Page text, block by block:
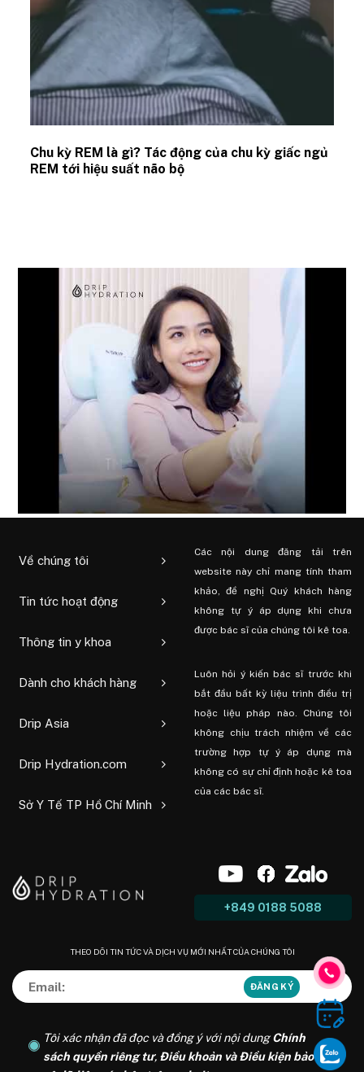
Chu kỳ REM là gì? Tác động của chu kỳ giấc ngủ
REM tới hiệu suất não bộ
Về chúng tôi
Tin tức hoạt động
Thông tin y khoa
Dành cho khách hàng
Drip Asia
Drip Hydration.com
Sở Y Tế TP Hồ Chí Minh
Các nội dung đăng tải trên
website này chỉ mang tính tham
khảo, đề nghị Quý khách hàng
không tự ý áp dụng khi chưa
được bác sĩ của chúng tôi kê toa.
Luôn hỏi ý kiến ​​bác sĩ trước khi
bắt đầu bất kỳ liệu trình điều trị
hoặc liệu pháp nào. Chúng tôi
không chịu trách nhiệm về các
trường hợp tự ý áp dụng mà
không có sự chỉ định hoặc kê toa
của các bác sĩ.
+849 0188 5088
THEO DÕI TIN TỨC VÀ DỊCH VỤ MỚI NHẤT CỦA CHÚNG TÔI
Tôi xác nhận đã đọc và đồng ý với nội dungChính
sách quyền riêng tư, Điều khoản và Điều kiện bảo